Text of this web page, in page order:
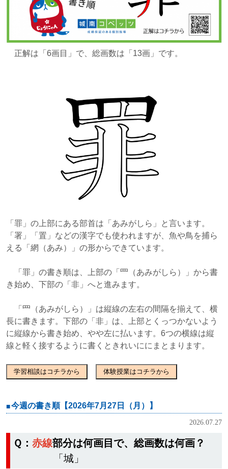
正解は 「6画目」で、総画数は「13画」です。
「罪」の上部にある部首は「あみがしら」と言います。
「署」「置」などの漢字でも使われますが、魚や鳥を捕ら
える「網（あみ）」の形からできています。
「罪」の書き順は、上部の「罒（あみがしら）」から書
き始め、下部の「非」へと進みます。
「罒（あみがしら）」は縦線の左右の間隔を揃えて、横
長に書きます。下部の「非」は、上部とくっつかないよう
に縦線から書き始め、やや左に払います。6つの横線は縦
線と軽く接するように書くときれいににまとまります。
学習相談はコチラから 体験授業はコチラから
今週の書き順【2026年7月27日（月）】
2026.07.27
Ｑ： 赤線部分は何画目で、総画数は何画？
「城」